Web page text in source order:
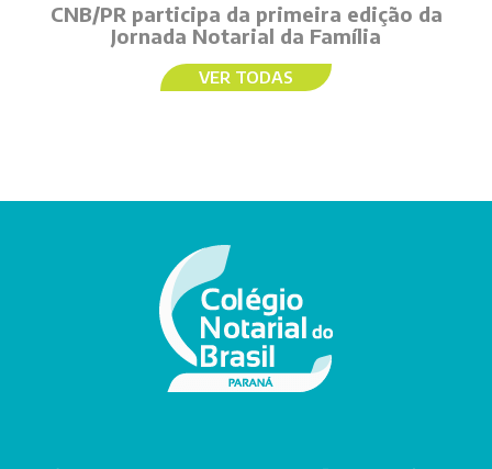
CNB/PR participa da primeira edição da
Jornada Notarial da Família
VER TODAS